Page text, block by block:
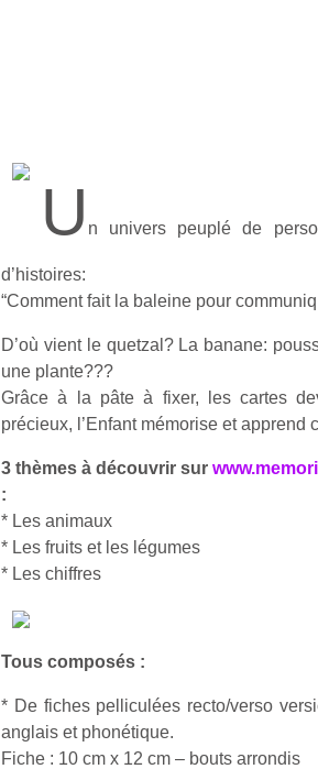
U n univers peuplé de
d’histoires:
“Comment fait la baleine pour
D’où vient le quetzal? La banane:
une plante???
Grâce à la pâte à fixer, les cartes
précieux, l’Enfant mémorise et
3 thèmes à découvrir sur
:
* Les animaux
* Les fruits et les légumes
* Les chiffres
Tous composés :
* De fiches pelliculées recto/verso
anglais et phonétique.
Fiche : 10 cm x 12 cm – bouts arrondis